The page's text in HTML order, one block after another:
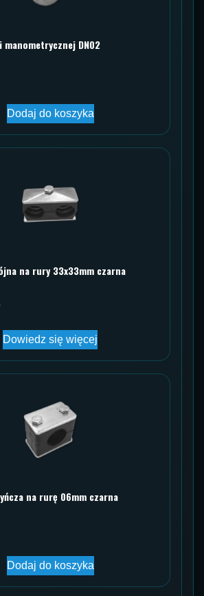
DN02
Dodaj do koszyka
na rury 33x33mm czarna
Dowiedz się więcej
na rurę 06mm czarna
Dodaj do koszyka